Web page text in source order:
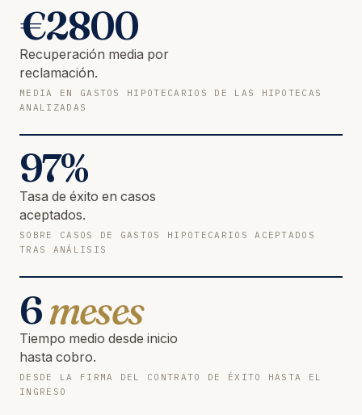
€2800
Recuperación media por
reclamación.
MEDIA EN GASTOS HIPOTECARIOS DE LAS HIPOTECAS
ANALIZADAS
97%
Tasa de éxito en casos
aceptados.
SOBRE CASOS DE GASTOS HIPOTECARIOS ACEPTADOS
TRAS ANÁLISIS
6meses
Tiempo medio desde inicio
hasta cobro.
DESDE LA FIRMA DEL CONTRATO DE ÉXITO HASTA EL
INGRESO